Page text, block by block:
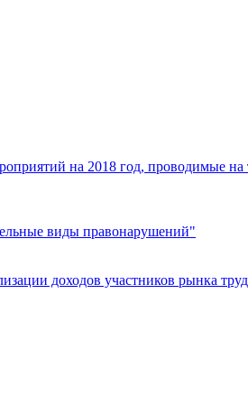
на 2018 год, проводимые
виды правонарушений"
доходов участников рынка